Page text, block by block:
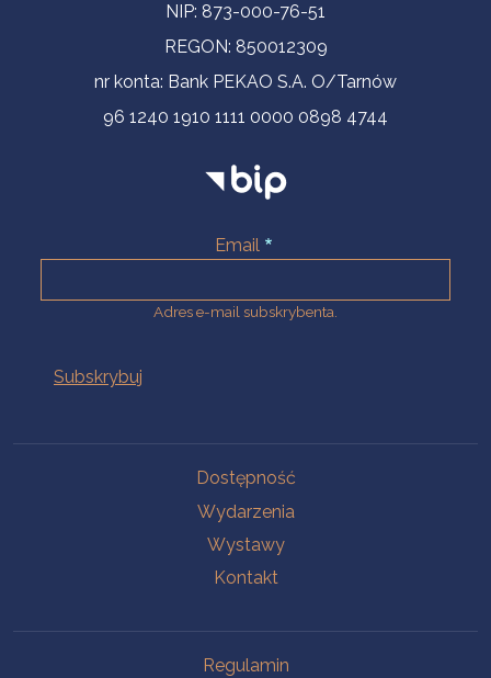
NIP: 873-000-76-51
REGON: 850012309
nr konta: Bank PEKAO S.A. O/Tarnów
96 1240 1910 1111 0000 0898 4744
Email
Adres e-mail subskrybenta.
Dostępność
Wydarzenia
Wystawy
Kontakt
Regulamin